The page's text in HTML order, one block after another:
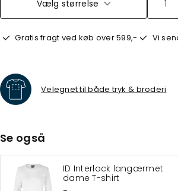
Vælg størrelse
Gratis fragt ved køb over 599,- Vi
Velegnet til både tryk & broderi
Se også
ID Interlock langærmet
dame T-shirt